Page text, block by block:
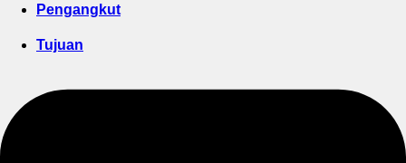
Pengangkut
Tujuan